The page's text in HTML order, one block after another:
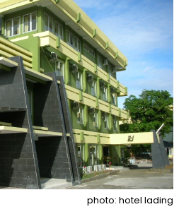
photo: hotel lading